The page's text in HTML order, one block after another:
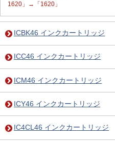
1620」→「1620」
ICBK46 インクカートリッジ
ICC46 インクカートリッジ
ICM46 インクカートリッジ
ICY46 インクカートリッジ
IC4CL46 インクカートリッジ